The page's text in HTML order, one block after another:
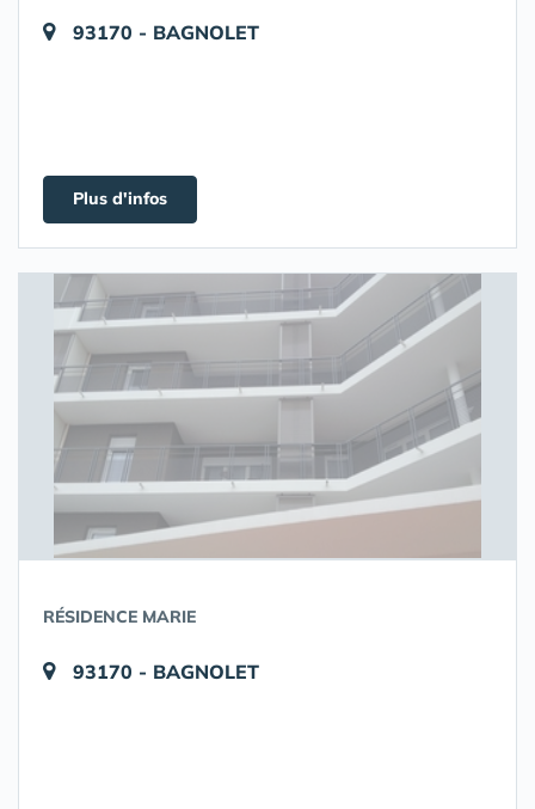
93170 - BAGNOLET
Plus d'infos
RÉSIDENCE MARIE
93170 - BAGNOLET